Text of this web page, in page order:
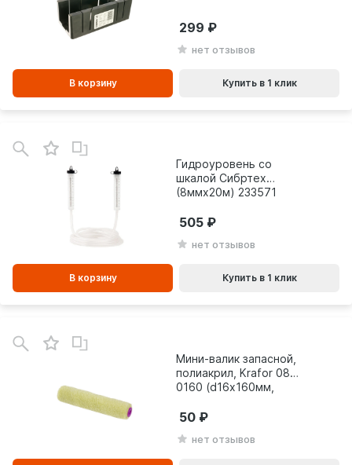
нет отзывов
299
В корзину Купить в 1 клик
Гидроуровень со
шкалой Сибртех
(8ммх20м) 233571
нет отзывов
505
В корзину Купить в 1 клик
Мини-валик запасной,
полиакрил, Krafor 085-
0160 (d16х160мм,
6мм) 54832
нет отзывов
50